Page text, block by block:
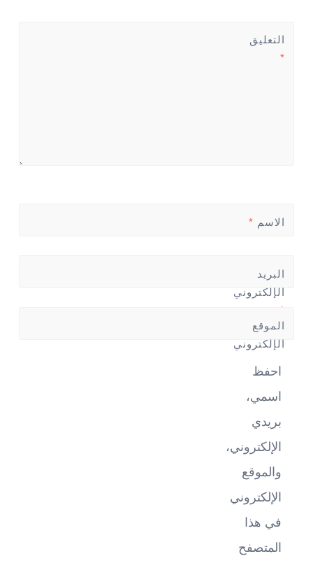
التعليق
*
الاسم *
البريد
الإلكتروني
*
الموقع
الإلكتروني
احفظ
اسمي،
بريدي
الإلكتروني،
والموقع
الإلكتروني
في هذا
المتصفح